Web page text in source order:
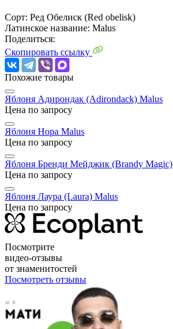
Сорт: Ред Обелиск (Red obelisk)
Латинское название: Malus
Поделиться:
Скопировать ссылку
Похожие товары
Яблоня Адирондак (Adirondack) Malus
Цена по запросу
Яблоня Нopа Malus
Цена по запросу
Яблоня Бренди Мейджик (Brandy Magic)
Цена по запросу
Яблоня Лаура (Laura) Malus
Цена по запросу
Посмотрите
видео-отзывы
от знаменитостей
Посмотреть отзывы